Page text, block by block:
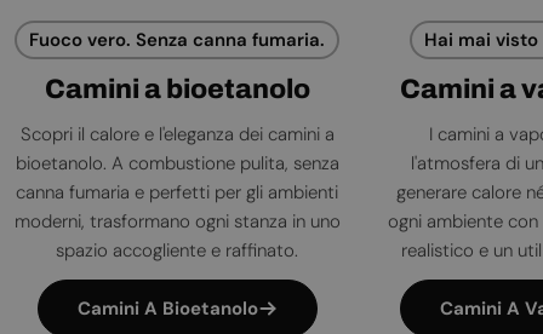
Fuoco vero. Senza canna fumaria.
Camini a bioetanolo
Scopri il calore e l'eleganza dei camini a
bioetanolo. A combustione pulita, senza
canna fumaria e perfetti per gli ambienti
moderni, trasformano ogni stanza in uno
spazio accogliente e raffinato.
Camini A Bioetanolo
Hai mai
Camini a
I camini a
l'atmosfera di
generare calore
ogni ambiente
realistico e un
Camini A